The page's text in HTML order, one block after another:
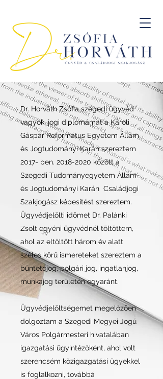
Dr. Horváth Zsófia szegedi ügyvéd
vagyok, jogi diplomámat a Károli
Gáspár Református Egyetem Állam
és Jogtudományi Karán szereztem
2017- ben. 2018-2020 között a
Szegedi Tudományegyetem Állam-
és Jogtudományi Karán Családjogi
Szakjogász képesítést szereztem.
Ügyvédjelölti időmet Dr. Palánki
Zsolt egyéni ügyvédnél töltöttem,
ahol az eltöltött három év alatt
széles körű ismereteket szereztem a
büntetőjog, polgári jog, ingatlanjog,
munkajog területén egyaránt.
Ügyvédjelöltségemet megelőzően
dolgoztam a Szegedi Megyei Jogú
Város Polgármesteri hivatalában
igazgatási ügyintézőként, ahol volt
szerencsém közigazgatási ügyekkel
is foglalkozni, továbbá